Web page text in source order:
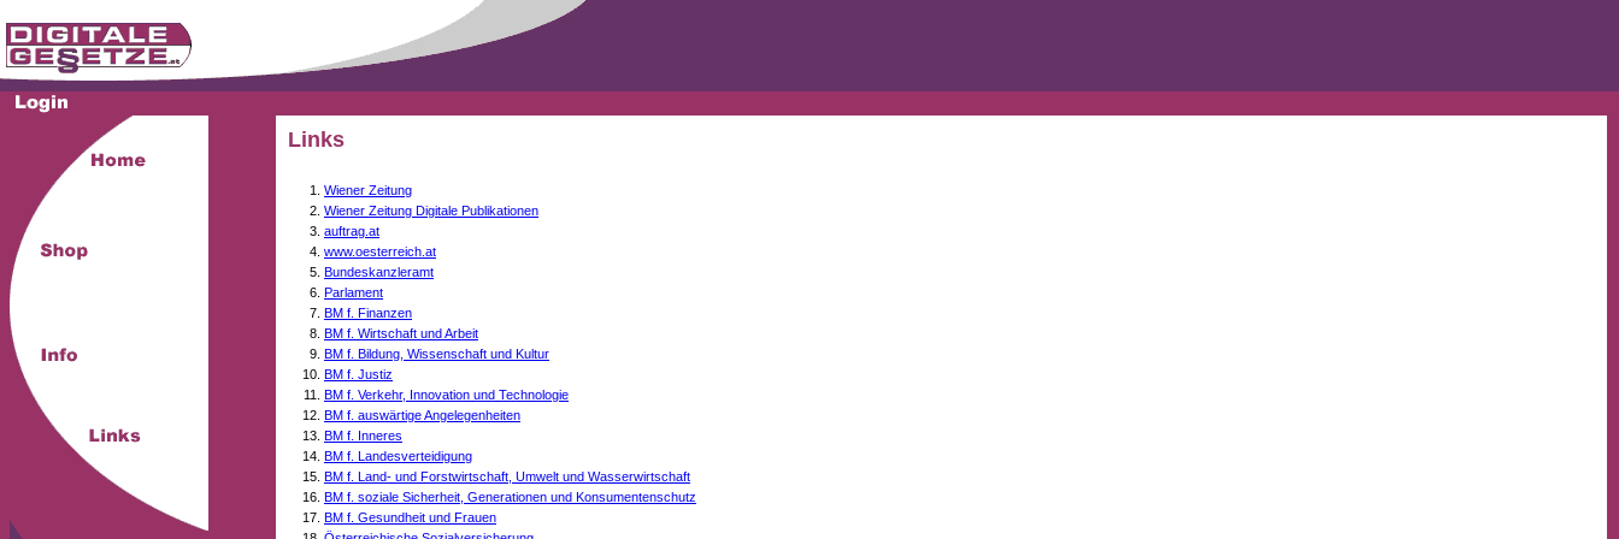
Links
Wiener Zeitung
Wiener Zeitung Digitale Publikationen
auftrag.at
www.oesterreich.at
Bundeskanzleramt
Parlament
BM f. Finanzen
BM f. Wirtschaft und Arbeit
BM f. Bildung, Wissenschaft und Kultur
BM f. Justiz
BM f. Verkehr, Innovation und Technologie
BM f. auswärtige Angelegenheiten
BM f. Inneres
BM f. Landesverteidigung
BM f. Land- und Forstwirtschaft, Umwelt und Wasserwirtschaft
BM f. soziale Sicherheit, Generationen und Konsumentenschutz
BM f. Gesundheit und Frauen